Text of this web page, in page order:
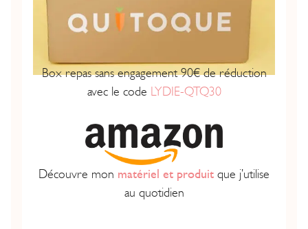
Box repas sans engagement 90€ de réduction
avec le code LYDIE-QTQ30
Découvre mon matériel et produit que j’utilise
au quotidien